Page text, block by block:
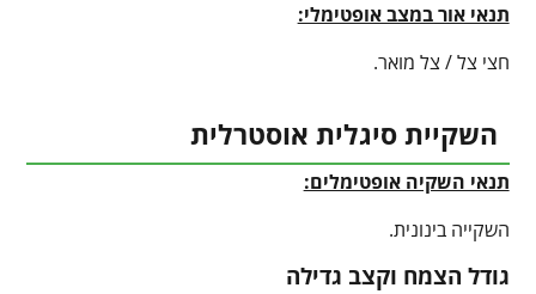
תנאי אור במצב אופטימלי:
חצי צל / צל מואר.
השקיית סיגלית אוסטרלית
תנאי השקיה אופטימלים:
השקייה בינונית.
גודל הצמח וקצב גדילה